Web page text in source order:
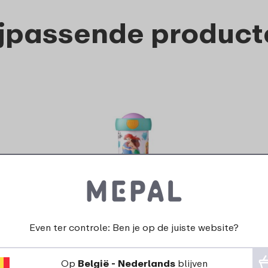
ml - Disney Princess
10 7
Even ter controle: Ben je op de juiste website?
Op België - Nederlandsblijven